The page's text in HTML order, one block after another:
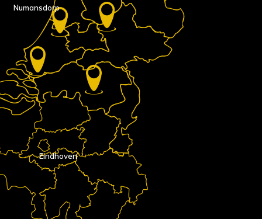
Eindhoven
Numansdorp